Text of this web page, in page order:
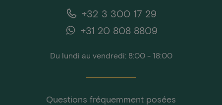
+32 3 300 17 29
+31 20 808 8809
Du lundi au vendredi: 8:00 - 18:00
Questions fréquemment posées